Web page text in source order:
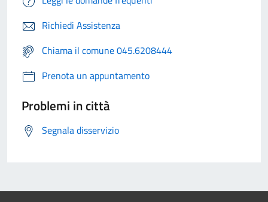
Richiedi Assistenza
Chiama il comune 045.6208444
Prenota un appuntamento
Problemi in città
Segnala disservizio